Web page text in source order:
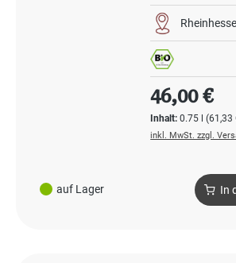
auf Lager
Inhalt:0.75 l(61,33
Regulärer
46,00 €
inkl. MwSt. zzgl.
In